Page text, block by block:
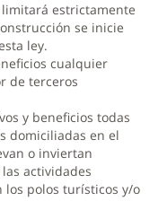
limitará estrictamente
se inicie
ley.
cualquier
de terceros
y beneficios todas
domiciliadas en el
o inviertan
actividades
los polos turísticos y/o